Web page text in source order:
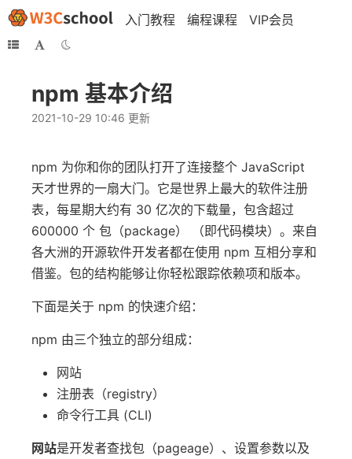
入门教程 编程课程 VIP会员
npm 基本介绍
2021-10-29 10:46 更新
npm 为你和你的团队打开了连接整个 JavaScript
天才世界的一扇大门。它是世界上最大的软件注册
表，每星期大约有 30 亿次的下载量，包含超过
600000 个 包（package） （即代码模块）。来自
各大洲的开源软件开发者都在使用 npm 互相分享和
借鉴。包的结构能够让你轻松跟踪依赖项和版本。
下面是关于 npm 的快速介绍：
npm 由三个独立的部分组成：
网站
注册表（registry）
命令行工具 (CLI)
网站是开发者查找包（pageage）、设置参数以及